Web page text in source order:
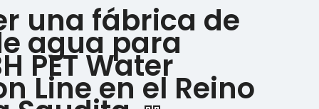
una fábrica de
agua para
PET Water
Line en el Reino